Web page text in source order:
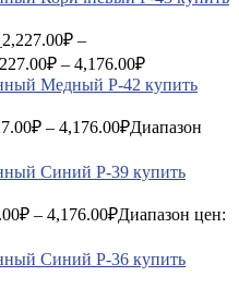
2,227.00₽ –
– 4,176.00₽
₽ – 4,176.00₽Диапазон
₽ – 4,176.00₽Диапазон цен: